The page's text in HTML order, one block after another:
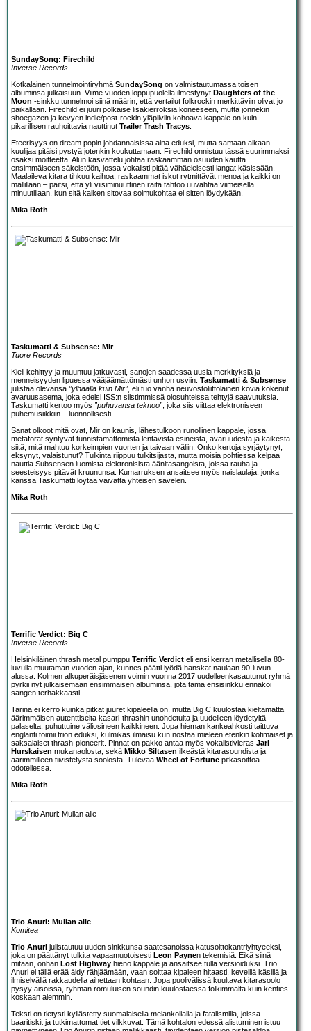
SundaySong: Firechild
Inverse Records
Kotkalainen tunnelmointiryhmä SundaySong on valmistautumassa toisen
albuminsa julkaisuun. Viime vuoden loppupuolella ilmestynyt Daughters of the
Moon -sinkku tunnelmoi siinä määrin, että vertailut folkrockin merkittäviin olivat jo
paikallaan. Firechild ei juuri polkaise lisäkierroksia koneeseen, mutta jonnekin
shoegazen ja kevyen indie/post-rockin yläpilviin kohoava kappale on kuin
pikarillisen rauhoittavia nauttinut Trailer Trash Tracys
Eteerisyys on dream popin johdannaisissa aina eduksi, mutta samaan aikaan
kuulijaa pitäisi pystyä jotenkin koukuttamaan. Firechild onnistuu tässä suurimmaksi
osaksi moitteetta. Alun kasvattelu johtaa raskaamman osuuden kautta
ensimmäiseen säkeistöön, jossa vokalisti pitää vähäeleisesti langat käsissään.
Maalaileva kitara tihkuu kaihoa, raskaammat iskut rytmittävät menoa ja kaikki on
mallillaan – paitsi, että yli viisiminuuttinen raita tahtoo uuvahtaa viimeisellä
minuutillaan, kun sitä kaiken sitovaa solmukohtaa ei sitten löydykään.
Mika Roth
Taskumatti & Subsense: Mir
Tuore Records
Kieli kehittyy ja muuntuu jatkuvasti, sanojen saadessa uusia merkityksiä ja
menneisyyden lipuessa vääjäämättömästi unhon usviin. Taskumatti & Subsense
julistaa olevansa ”ylhäällä kuin Mir” , eli tuo vanha neuvostoliittolainen kovia kokenut
avaruusasema, joka edelsi ISS:n siistimmissä olosuhteissa tehtyjä saavutuksia.
Taskumatti kertoo myös ”puhuvansa teknoo” , joka siis viittaa elektroniseen
puhemusiikkiin – luonnollisesti.
Sanat olkoot mitä ovat, Mir on kaunis, lähestulkoon runollinen kappale, jossa
metaforat syntyvät tunnistamattomista lentävistä esineistä, avaruudesta ja kaikesta
siitä, mitä mahtuu korkeimpien vuorten ja taivaan väliin. Onko kertoja syrjäytynyt,
eksynyt, valaistunut? Tulkinta riippuu tulkitsijasta, mutta moisia pohtiessa kelpaa
nauttia Subsensen luomista elektronisista äänitasangoista, joissa rauha ja
seesteisyys pitävät kruununsa. Kumarruksen ansaitsee myös naislaulaja, jonka
kanssa Taskumatti löytää vaivatta yhteisen sävelen.
Mika Roth
Terrific Verdict: Big C
Inverse Records
Helsinkiläinen thrash metal pumppu Terrific Verdict eli ensi kerran metallisella 80-
luvulla muutaman vuoden ajan, kunnes päätti lyödä hanskat naulaan 90-luvun
alussa. Kolmen alkuperäisjäsenen voimin vuonna 2017 uudelleenkasautunut ryhmä
pyrkii nyt julkaisemaan ensimmäisen albuminsa, jota tämä ensisinkku ennakoi
sangen terhakkaasti.
Tarina ei kerro kuinka pitkät juuret kipaleella on, mutta Big C kuulostaa kieltämättä
äärimmäisen autenttiselta kasari-thrashin unohdetulta ja uudelleen löydetyltä
palaselta, puhuttuine väliosineen kaikkineen. Jopa hieman kankeahkosti taittuva
englanti toimii trion eduksi, kulmikas ilmaisu kun nostaa mieleen etenkin kotimaiset ja
saksalaiset thrash-pioneerit. Pinnat on pakko antaa myös vokalistivieras Jari
Hurskaisen mukanaolosta, sekä Mikko Siltasen ilkeästä kitarasoundista ja
äärimmilleen tiivistetystä soolosta. Tulevaa Wheel of Fortune pitkäsoittoa
odotellessa.
Mika Roth
Trio Anuri: Mullan alle
Komitea
Trio Anuri julistautuu uuden sinkkunsa saatesanoissa katusoittokantriyhtyeeksi,
joka on päättänyt tulkita vapaamuotoisesti Leon Paynen tekemisiä. Eikä siinä
mitään, onhan Lost Highway hieno kappale ja ansaitsee tulla versioiduksi. Trio
Anuri ei tällä erää äidy rähjäämään, vaan soittaa kipaleen hitaasti, keveillä käsillä ja
ilmiselvällä rakkaudella aihettaan kohtaan. Jopa puolivälissä kuultava kitarasoolo
pysyy aisoissa, ryhmän romuluisen soundin kuulostaessa folkimmalta kuin kenties
koskaan aiemmin.
Teksti on tietysti kyllästetty suomalaisella melankolialla ja fatalismilla, joissa
baaritiskit ja tutkimattomat tiet vilkkuvat. Tämä kohtalon edessä alistuminen istuu